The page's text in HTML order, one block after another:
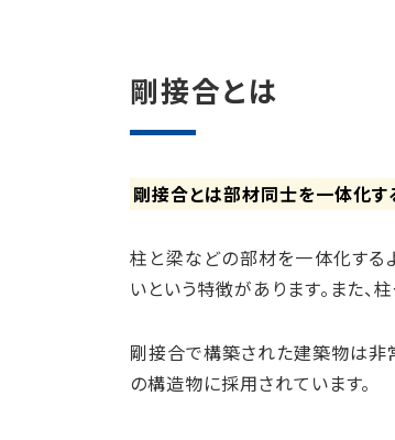
剛接合とは
剛接合とは部材同士を一体化す
柱と梁などの部材を一体化する
いという特徴があります。また、
剛接合で構築された建築物は非
の構造物に採用されています。